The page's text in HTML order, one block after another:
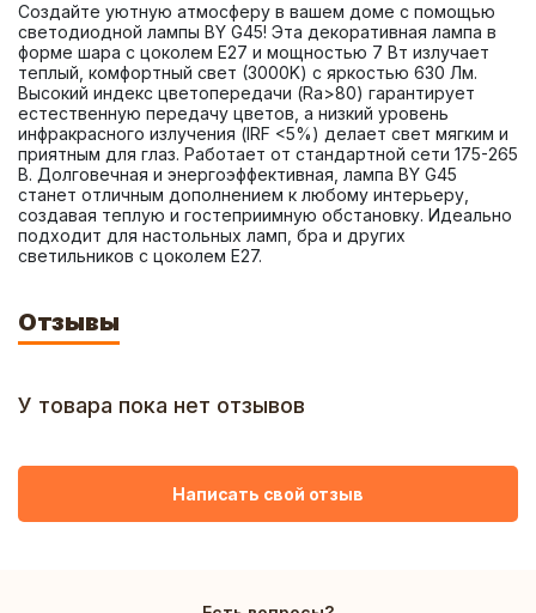
Создайте уютную атмосферу в вашем доме с помощью
светодиодной лампы BY G45! Эта декоративная лампа в
форме шара с цоколем E27 и мощностью 7 Вт излучает
теплый, комфортный свет (3000K) с яркостью 630 Лм.
Высокий индекс цветопередачи (Ra>80) гарантирует
естественную передачу цветов, а низкий уровень
инфракрасного излучения (IRF <5%) делает свет мягким и
приятным для глаз. Работает от стандартной сети 175-265
В. Долговечная и энергоэффективная, лампа BY G45
станет отличным дополнением к любому интерьеру,
создавая теплую и гостеприимную обстановку. Идеально
подходит для настольных ламп, бра и других
светильников с цоколем E27.
Отзывы
У товара пока нет отзывов
Написать свой отзыв